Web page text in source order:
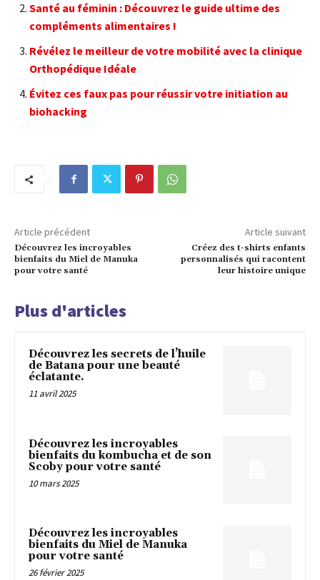
Santé au féminin : Découvrez le guide ultime des
compléments alimentaires !
Révélez le meilleur de votre mobilité avec la clinique
Orthopédique Idéale
Évitez ces faux pas pour réussir votre initiation au
biohacking
Article précédent
Découvrez les incroyables
bienfaits du Miel de Manuka
pour votre santé
Article suivant
Créez des t-shirts enfants
personnalisés qui racontent
leur histoire unique
Plus d'articles
Découvrez les secrets de l’huile
de Batana pour une beauté
éclatante.
11 avril 2025
Découvrez les incroyables
bienfaits du kombucha et de son
Scoby pour votre santé
10 mars 2025
Découvrez les incroyables
bienfaits du Miel de Manuka
pour votre santé
26 février 2025